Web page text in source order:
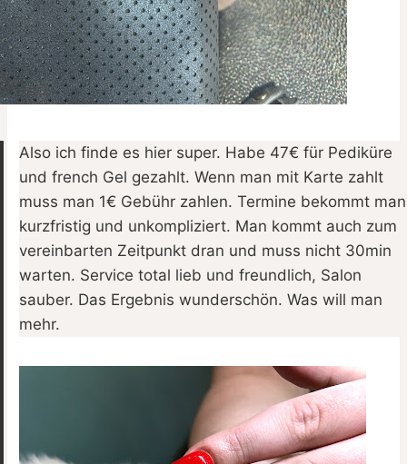
Also ich finde es hier super. Habe 47€ für Pediküre
und french Gel gezahlt. Wenn man mit Karte zahlt
muss man 1€ Gebühr zahlen. Termine bekommt man
kurzfristig und unkompliziert. Man kommt auch zum
vereinbarten Zeitpunkt dran und muss nicht 30min
warten. Service total lieb und freundlich, Salon
sauber. Das Ergebnis wunderschön. Was will man
mehr.